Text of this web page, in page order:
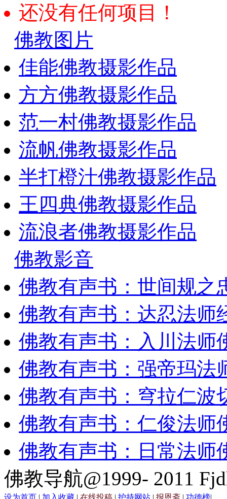
还没有任何项目！
佛教图片
佳能佛教摄影作品
方方佛教摄影作品
范一村佛教摄影作品
流帆佛教摄影作品
半打橙汁佛教摄影作品
王四典佛教摄影作品
流浪者佛教摄影作品
佛教影音
佛教有声书：世间规
佛教有声书：达忍法师
佛教有声书：入川法师
佛教有声书：强帝玛法
佛教有声书：穹拉仁波
佛教有声书：仁俊法师
佛教有声书：日常法师
佛教导航@1999- 2011
设为首页 | 加入收藏 | 在线投稿 | 护持网站 | 报恩斋 | 功德榜|